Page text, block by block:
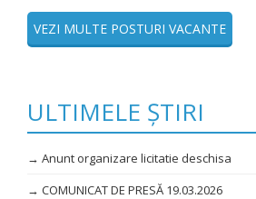
VEZI MULTE POSTURI VACANTE
ULTIMELE ȘTIRI
→ Anunt organizare licitatie deschisa
→ COMUNICAT DE PRESĂ 19.03.2026